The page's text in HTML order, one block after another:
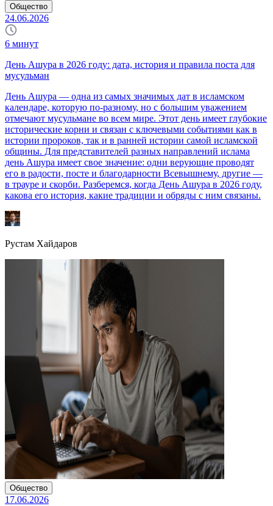
Общество
24.06.2026
6 минут
День Ашура в 2026 году: дата, история и правила поста для
мусульман
День Ашура — одна из самых значимых дат в исламском
календаре, которую по-разному, но с большим уважением
отмечают мусульмане во всем мире. Этот день имеет глубокие
исторические корни и связан с ключевыми событиями как в
истории пророков, так и в ранней истории самой исламской
общины. Для представителей разных направлений ислама
день Ашура имеет свое значение: одни верующие проводят
его в радости, посте и благодарности Всевышнему, другие —
в трауре и скорби. Разберемся, когда День Ашура в 2026 году,
какова его история, какие традиции и обряды с ним связаны.
Рустам Хайдаров
Общество
17.06.2026